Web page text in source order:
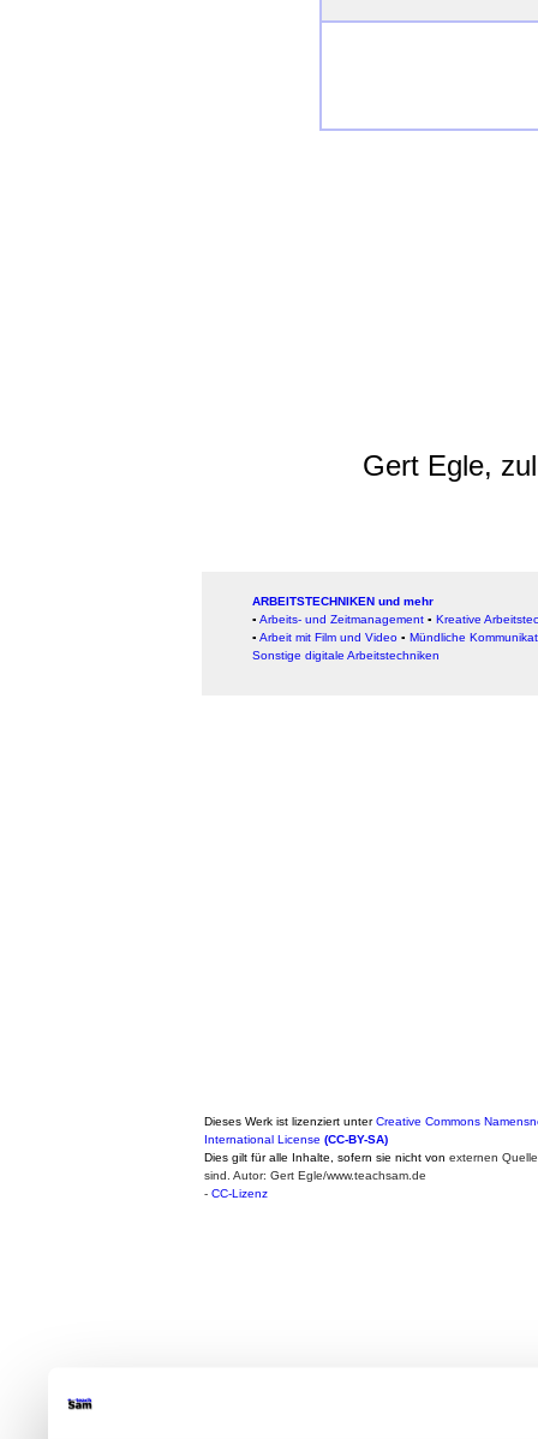
Gert Egle,
ARBEITSTECHNIKEN und mehr
▪ Arbeits- und Zeitmanagement ▪ Kreative
▪ Arbeit mit Film und Video ▪ Mündliche
Sonstige digitale Arbeitstechniken
Dieses Werk ist lizenziert unterCreative Commons
International License (CC-BY-SA)
Dies gilt für alle Inhalte, sofern sie nicht von externen
sind. Autor: Gert Egle/www.teachsam.de
- CC-Lizenz